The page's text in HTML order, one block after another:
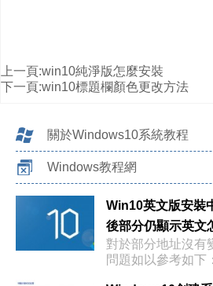
上一頁:win10純淨版怎麼安裝
下一頁:win10標題欄顏色更改方法
關於Windows10系統教程
Windows教程網
Win10英文版安裝
後部分仍顯示英文
對於部分地址沒有
問題如以參考如下